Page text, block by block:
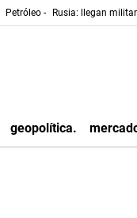
Petróleo - Rusia: llegan
geopolítica.